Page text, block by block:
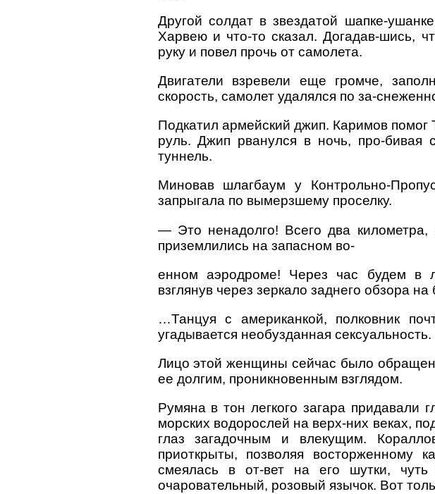
Другой солдат в звездатой шапке-
Харвею и что-то сказал. Догадав-шись,
руку и повел прочь от самолета.
Двигатели взревели еще громче,
скорость, самолет удалялся по за-
Подкатил армейский джип. Каримов помог
руль. Джип рванулся в ночь, про-бивая
туннель.
Миновав шлагбаум у Контрольно-
запрыгала по вымерзшему проселку.
— Это ненадолго! Всего два
приземлились на запасном во-
енном аэродроме! Через час будем в
взглянув через зеркало заднего обзора
…Танцуя с американкой, полковник
угадывается необузданная сексуальность.
Лицо этой женщины сейчас было
ее долгим, проникновенным взглядом.
Румяна в тон легкого загара придавали
морских водорослей на верх-них веках,
глаз загадочным и влекущим.
приоткрыты, позволяя восторженному
смеялась в от-вет на его шутки,
очаровательный, розовый язычок. Вот